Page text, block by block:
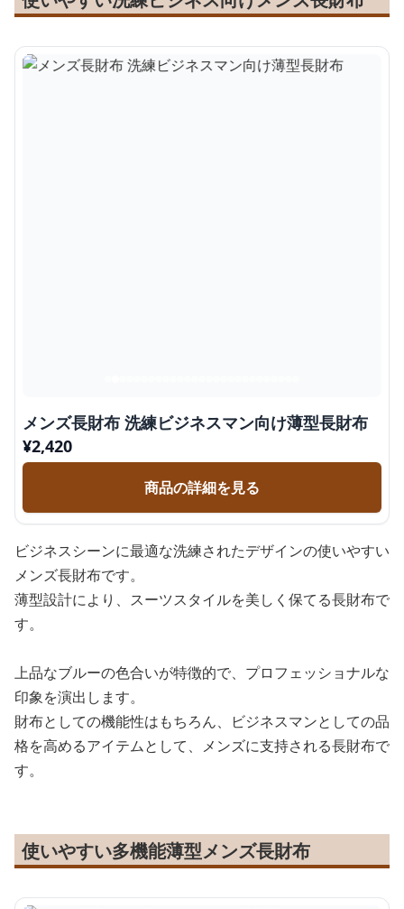
メンズ長財布 洗練ビジネスマン向け薄型長財布
¥2,420
商品の詳細を見る
ビジネスシーンに最適な洗練されたデザインの使いやすい
メンズ長財布です。
薄型設計により、スーツスタイルを美しく保てる長財布で
す。
上品なブルーの色合いが特徴的で、プロフェッショナルな
印象を演出します。
財布としての機能性はもちろん、ビジネスマンとしての品
格を高めるアイテムとして、メンズに支持される長財布で
す。
使いやすい多機能薄型メンズ長財布